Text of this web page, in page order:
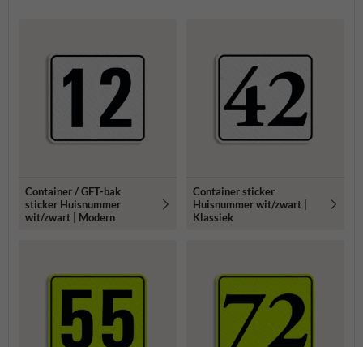
Container / GFT-bak
sticker Huisnummer
wit/zwart | Modern
Container sticker
Huisnummer wit/zwart |
Klassiek